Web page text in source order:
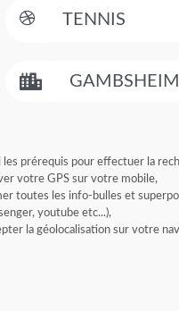
les prérequis pour effectuer la
votre GPS sur votre mobile,
toutes les info-bulles et
youtube etc...),
la géolocalisation sur votre